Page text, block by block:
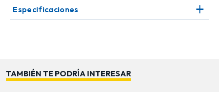
que su estructura ligera permite moverlo con facilidad
pieza que aporta calidez, ilusión y el encanto clásico de
la Navidad en cada rincón.
Especificaciones
TAMBIÉN TE PODRÍA INTERESAR